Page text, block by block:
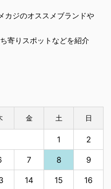
カジのオススメブランドや
寄りスポットなどを紹介
金 土 日
1 2
7 8 9
14 15 16